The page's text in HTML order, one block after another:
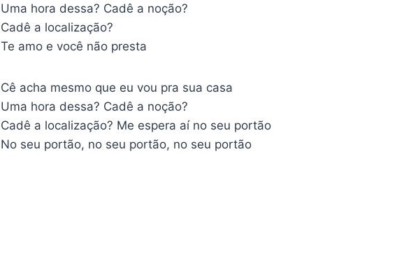
Uma hora dessa? Cadê a noção?
Cadê a localização?
Te amo e você não presta
Cê acha mesmo que eu vou pra sua casa
Uma hora dessa? Cadê a noção?
Cadê a localização? Me espera aí no seu portão
No seu portão, no seu portão, no seu portão